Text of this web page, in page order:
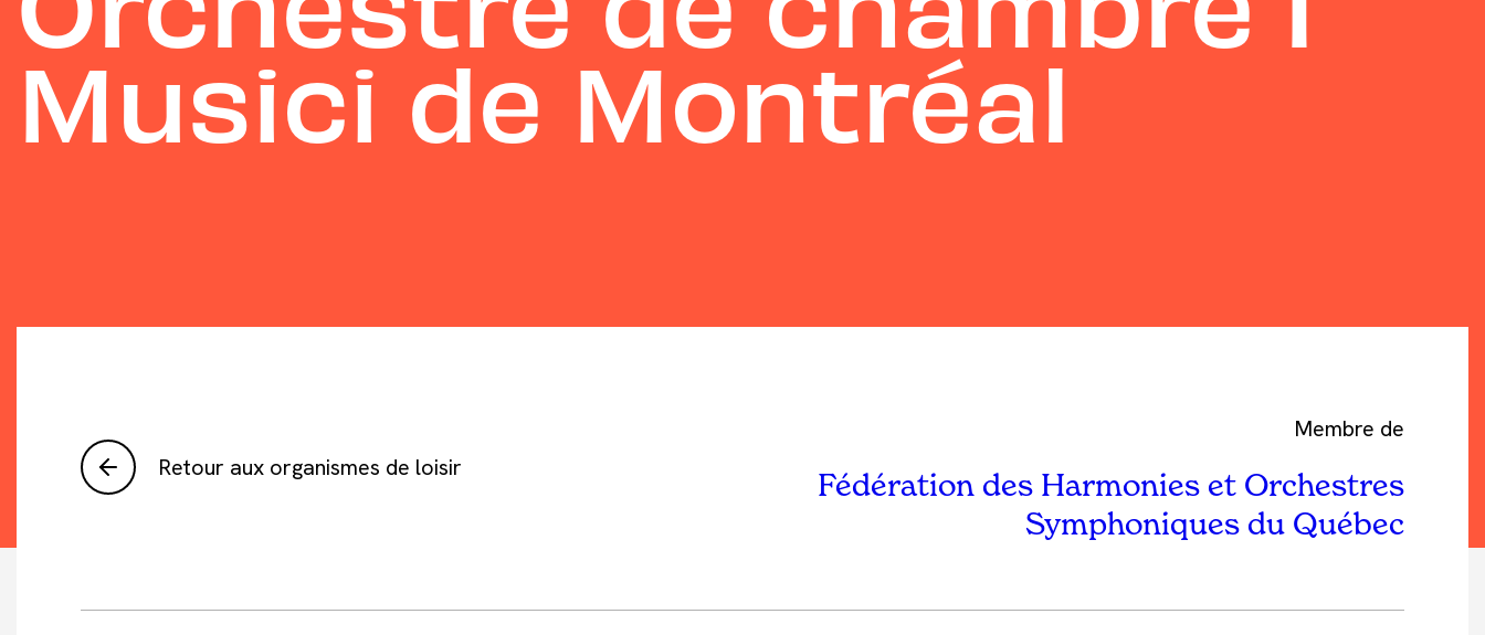
Musici de Montréal
Retour aux organismes de loisir
Membre de
Fédération des Harmonies et Orchestres
Symphoniques du Québec